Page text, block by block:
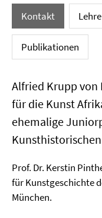
Kontakt Lehre
Publikationen
Alfried Krupp von
für die Kunst
ehemalige
Prof. Dr. Kerstin
für Kunstgeschichte
München.